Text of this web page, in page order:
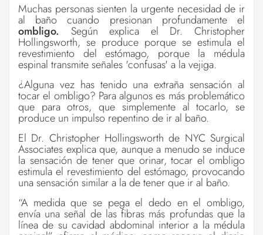
Muchas personas sienten la urgente necesidad de ir
al baño cuando presionan profundamente el
ombligo. Según explica el Dr. Christopher
Hollingsworth, se produce porque se estimula el
revestimiento del estómago, porque la médula
espinal transmite señales 'confusas' a la vejiga.
¿Alguna vez has tenido una extraña sensación al
tocar el ombligo? Para algunos es más problemático
que para otros, que simplemente al tocarlo, se
produce un impulso repentino de ir al baño.
El Dr. Christopher Hollingsworth de NYC Surgical
Associates explica que, aunque a menudo se induce
la sensación de tener que orinar, tocar el ombligo
estimula el revestimiento del estómago, provocando
una sensación similar a la de tener que ir al baño.
“A medida que se pega el dedo en el ombligo,
envía una señal de las fibras más profundas que la
línea de su cavidad abdominal interior a la médula